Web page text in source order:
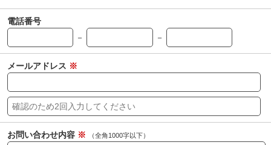
電話番号
－
－
メールアドレス ※
お問い合わせ内容 ※ （全角1000字以下）